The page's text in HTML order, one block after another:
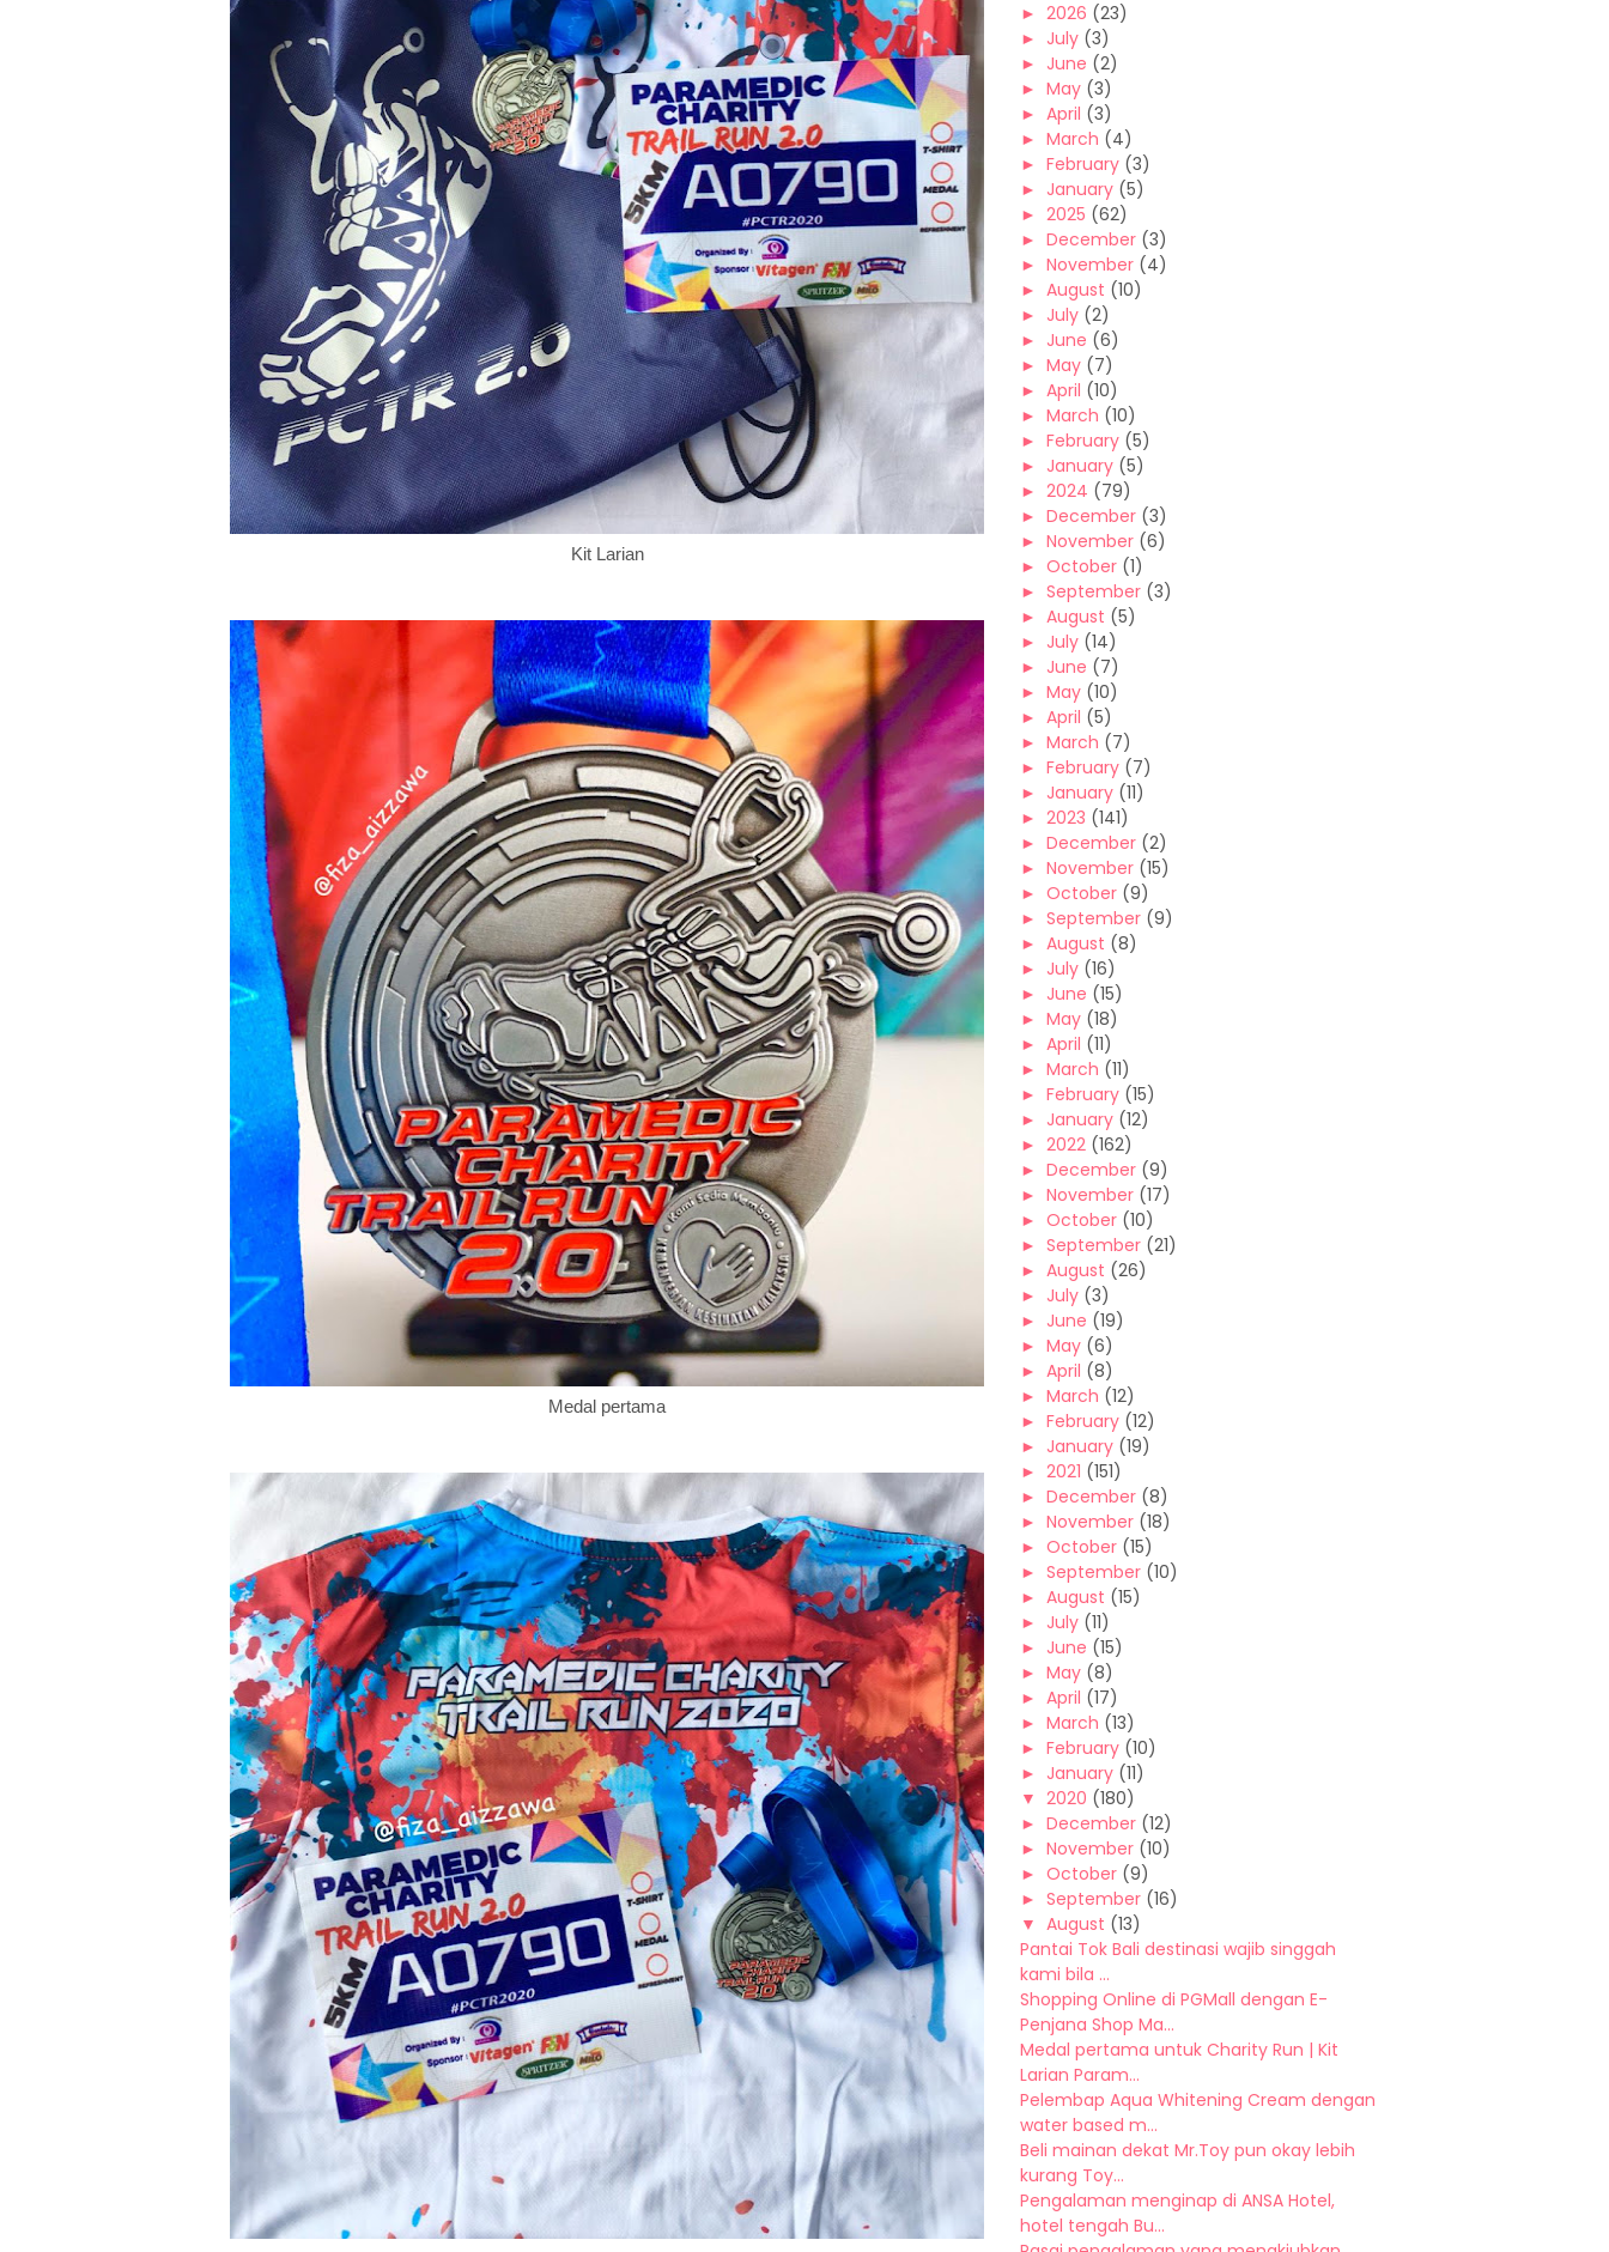
Kit Larian
Medal pertama
► 2026 (23)
► July (3)
► June (2)
► May (3)
► April (3)
► March (4)
► February (3)
► January (5)
► 2025 (62)
► December (3)
► November (4)
► August (10)
► July (2)
► June (6)
► May (7)
► April (10)
► March (10)
► February (5)
► January (5)
► 2024 (79)
► December (3)
► November (6)
► October (1)
► September (3)
► August (5)
► July (14)
► June (7)
► May (10)
► April (5)
► March (7)
► February (7)
► January (11)
► 2023 (141)
► December (2)
► November (15)
► October (9)
► September (9)
► August (8)
► July (16)
► June (15)
► May (18)
► April (11)
► March (11)
► February (15)
► January (12)
► 2022 (162)
► December (9)
► November (17)
► October (10)
► September (21)
► August (26)
► July (3)
► June (19)
► May (6)
► April (8)
► March (12)
► February (12)
► January (19)
► 2021 (151)
► December (8)
► November (18)
► October (15)
► September (10)
► August (15)
► July (11)
► June (15)
► May (8)
► April (17)
► March (13)
► February (10)
► January (11)
▼ 2020 (180)
► December (12)
► November (10)
► October (9)
► September (16)
▼ August (13)
Pantai Tok Bali destinasi wajib singgah
kami bila ...
Shopping Online di PGMall dengan E-
Penjana Shop Ma...
Medal pertama untuk Charity Run | Kit
Larian Param...
Pelembap Aqua Whitening Cream dengan
water based m...
Beli mainan dekat Mr.Toy pun okay lebih
kurang Toy...
Pengalaman menginap di ANSA Hotel,
hotel tengah Bu...